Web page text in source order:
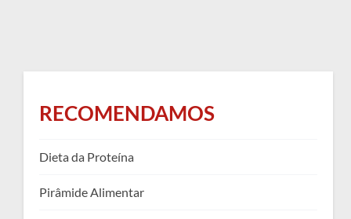
RECOMENDAMOS
Dieta da Proteína
Pirâmide Alimentar